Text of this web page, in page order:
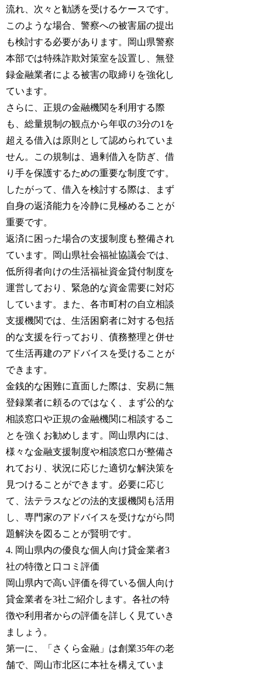
流れ、次々と勧誘を受けるケースです。
このような場合、警察への被害届の提出
も検討する必要があります。岡山県警察
本部では特殊詐欺対策室を設置し、無登
録金融業者による被害の取締りを強化し
ています。
さらに、正規の金融機関を利用する際
も、総量規制の観点から年収の3分の1を
超える借入は原則として認められていま
せん。この規制は、過剰借入を防ぎ、借
り手を保護するための重要な制度です。
したがって、借入を検討する際は、まず
自身の返済能力を冷静に見極めることが
重要です。
返済に困った場合の支援制度も整備され
ています。岡山県社会福祉協議会では、
低所得者向けの生活福祉資金貸付制度を
運営しており、緊急的な資金需要に対応
しています。また、各市町村の自立相談
支援機関では、生活困窮者に対する包括
的な支援を行っており、債務整理と併せ
て生活再建のアドバイスを受けることが
できます。
金銭的な困難に直面した際は、安易に無
登録業者に頼るのではなく、まず公的な
相談窓口や正規の金融機関に相談するこ
とを強くお勧めします。岡山県内には、
様々な金融支援制度や相談窓口が整備さ
れており、状況に応じた適切な解決策を
見つけることができます。必要に応じ
て、法テラスなどの法的支援機関も活用
し、専門家のアドバイスを受けながら問
題解決を図ることが賢明です。
4. 岡山県内の優良な個人向け貸金業者3
社の特徴と口コミ評価
岡山県内で高い評価を得ている個人向け
貸金業者を3社ご紹介します。各社の特
徴や利用者からの評価を詳しく見ていき
ましょう。
第一に、「さくら金融」は創業35年の老
舗で、岡山市北区に本社を構えていま